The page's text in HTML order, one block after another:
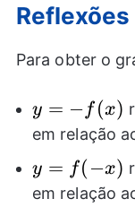
Reflexões
Para obter o
y=-
f(x)
y = − f (x)
em relação
y=f(-
x)
y = f(−x)
em relação